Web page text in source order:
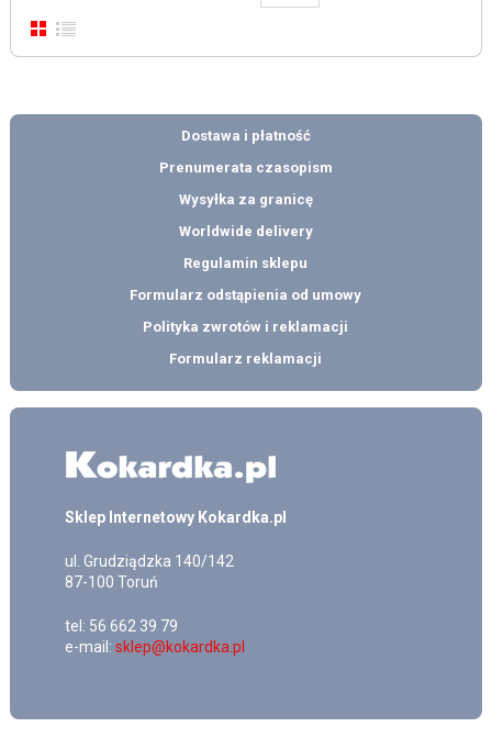
Dostawa i płatność
Prenumerata czasopism
Wysyłka za granicę
Worldwide delivery
Regulamin sklepu
Formularz odstąpienia od umowy
Polityka zwrotów i reklamacji
Formularz reklamacji
Sklep Internetowy Kokardka.pl
ul. Grudziądzka 140/142
87-100 Toruń
tel: 56 662 39 79
e-mail: sklep@kokardka.pl